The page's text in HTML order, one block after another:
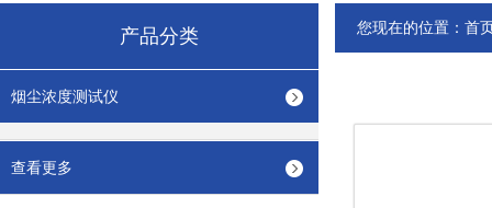
产品分类
烟尘浓度测试仪
查看更多
您现在的位置： 首